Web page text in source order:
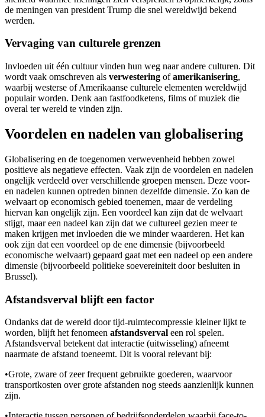
de meningen van president Trump die snel wereldwijd bekend
werden.
Vervaging van culturele grenzen
Invloeden uit één cultuur vinden hun weg naar andere culturen. Dit
wordt vaak omschreven als verwestering ofamerikanisering,
waarbij westerse of Amerikaanse culturele elementen wereldwijd
populair worden. Denk aan fastfoodketens, films of muziek die
overal ter wereld te vinden zijn.
Voordelen en nadelen van globalisering
Globalisering en de toegenomen verwevenheid hebben zowel
positieve als negatieve effecten. Vaak zijn de voordelen en nadelen
ongelijk verdeeld over verschillende groepen mensen. Deze voor-
en nadelen kunnen optreden binnen dezelfde dimensie. Zo kan de
welvaart op economisch gebied toenemen, maar de verdeling
hiervan kan ongelijk zijn. Een voordeel kan zijn dat de welvaart
stijgt, maar een nadeel kan zijn dat we cultureel gezien meer te
maken krijgen met invloeden die we minder waarderen. Het kan
ook zijn dat een voordeel op de ene dimensie (bijvoorbeeld
economische welvaart) gepaard gaat met een nadeel op een andere
dimensie (bijvoorbeeld politieke soevereiniteit door besluiten in
Brussel).
Afstandsverval blijft een factor
Ondanks dat de wereld door tijd-ruimtecompressie kleiner lijkt te
worden, blijft het fenomeen afstandsverval een rol spelen.
Afstandsverval betekent dat interactie (uitwisseling) afneemt
naarmate de afstand toeneemt. Dit is vooral relevant bij:
•Grote, zware of zeer frequent gebruikte goederen, waarvoor
transportkosten over grote afstanden nog steeds aanzienlijk kunnen
zijn.